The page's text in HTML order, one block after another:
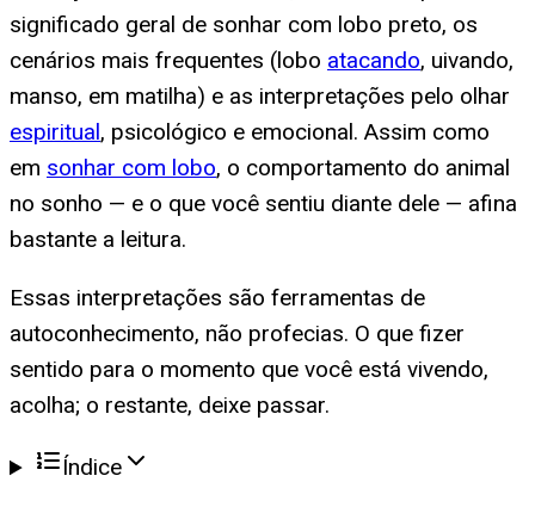
significado geral de sonhar com lobo preto, os
cenários mais frequentes (lobo atacando, uivando,
manso, em matilha) e as interpretações pelo olhar
espiritual, psicológico e emocional. Assim como
em sonhar com lobo, o comportamento do animal
no sonho — e o que você sentiu diante dele — afina
bastante a leitura.
Essas interpretações são ferramentas de
autoconhecimento, não profecias. O que fizer
sentido para o momento que você está vivendo,
acolha; o restante, deixe passar.
Índice